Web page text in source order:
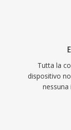
Tutta la
dispositivo
nessuna